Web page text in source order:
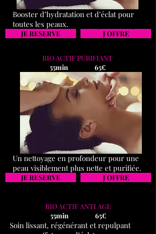
Booster d’hydratation et d’éclat pour
toutes les peaux.
JE RESERVE J OFFRE
BIO ACTIF PURIFIANT
55min 65€
Un nettoyage en profondeur pour une
peau visiblement plus nette et purifiée.
JE RESERVE J OFFRE
BIO ACTIF ANTI AGE
55min 65€
Soin lissant, régénérant et repulpant